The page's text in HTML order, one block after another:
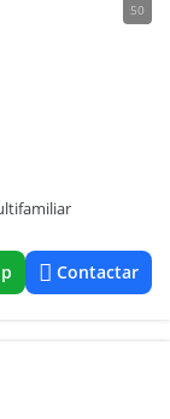
50
Contactar